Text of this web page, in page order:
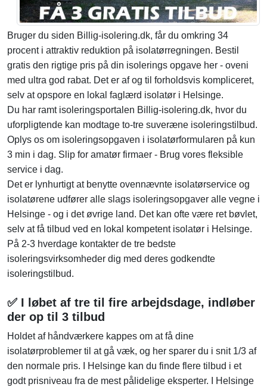
Bruger du siden Billig-isolering.dk, får du omkring 34
procent i attraktiv reduktion på isolatørregningen. Bestil
gratis den rigtige pris på din isolerings opgave her - oveni
med ultra god rabat. Det er af og til forholdsvis kompliceret,
selv at opspore en lokal faglærd isolatør i Helsinge.
Du har ramt isoleringsportalen Billig-isolering.dk, hvor du
uforpligtende kan modtage to-tre suveræne isoleringstilbud.
Oplys os om isoleringsopgaven i isolatørformularen på kun
3 min i dag. Slip for amatør firmaer - Brug vores fleksible
service i dag.
Det er lynhurtigt at benytte ovennævnte isolatørservice og
isolatørene udfører alle slags isoleringsopgaver alle vegne i
Helsinge - og i det øvrige land. Det kan ofte være ret bøvlet,
selv at få tilbud ved en lokal kompetent isolatør i Helsinge.
På 2-3 hverdage kontakter de tre bedste
isoleringsvirksomheder dig med deres godkendte
isoleringstilbud.
✅ I løbet af tre til fire arbejdsdage, indløber
der op til 3 tilbud
Holdet af håndværkere kappes om at få dine
isolatørproblemer til at gå væk, og her sparer du i snit 1/3 af
den normale pris. I Helsinge kan du finde flere tilbud i et
godt prisniveau fra de mest pålidelige eksperter. I Helsinge